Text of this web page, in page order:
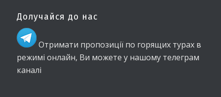
Долучайся до нас
Отримати пропозиції по горящих турах в
режимі онлайн, Ви можете у нашому телеграм
каналі